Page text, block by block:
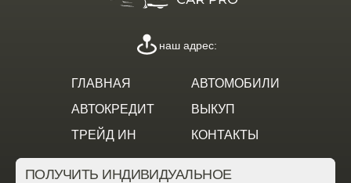
ГЛАВНАЯ
АВТОМОБИЛИ
АВТОКРЕДИТ
ВЫКУП
ТРЕЙД ИН
КОНТАКТЫ
наш адрес:
ПОЛУЧИТЬ ИНДИВИДУАЛЬНОЕ